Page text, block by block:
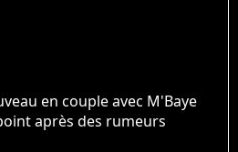
en couple avec M'Baye
après des rumeurs